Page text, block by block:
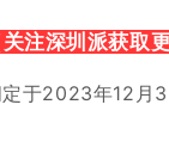
关注深圳派获取
于2023年12月3